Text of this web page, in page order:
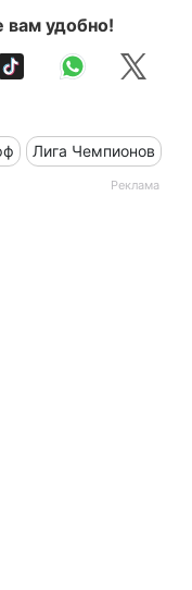
вам удобно!
Лига Чемпионов